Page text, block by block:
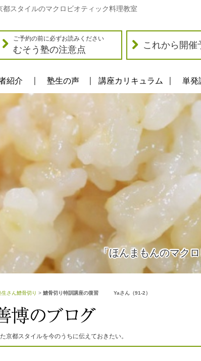
スタイルのマクロビオティック料理教室
ご予約の前に必ずお読みください
むそう塾の注意点 これから開催
紹介 塾生の声 講座カリキュラム 単発
「ほんまもんのマク
生さん鱧骨切り > 鱧骨切り特訓講座の復習 Yaさん（91-2）
京都スタイルを今のうちに伝えておきたい。